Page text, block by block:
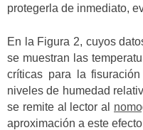
protegerla de inmediato,
En la Figura 2, cuyos
se muestran las
críticas para la
niveles de humedad
se remite al lector al
aproximación a este